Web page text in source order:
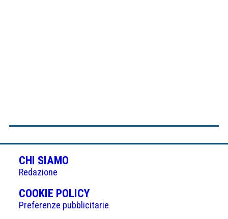
CHI SIAMO
Redazione
COOKIE POLICY(APRE
IN
Preferenze pubblicitarie